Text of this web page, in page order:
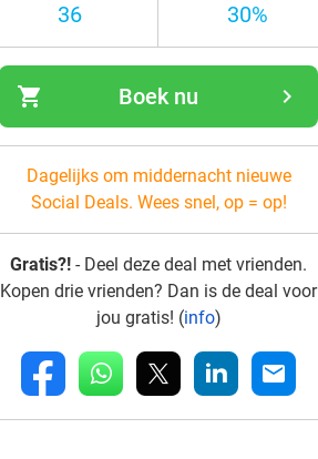
36
30%
shopping_cart navigate_next
Boek nu
Dagelijks om middernacht nieuwe
Social Deals. Wees snel, op = op!
Gratis?! - Deel deze deal met vrienden.
Kopen drie vrienden? Dan is de deal voor
jou gratis! (info)
fb whatsapp linkedin mail